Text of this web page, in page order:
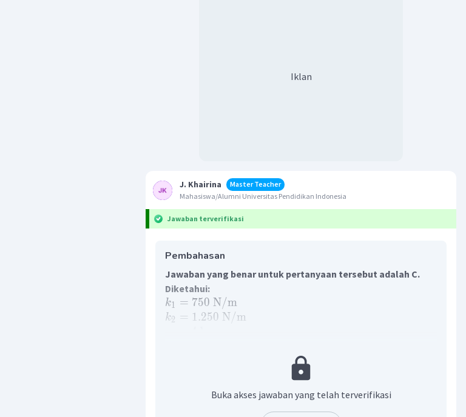
Iklan
J. Khairina
Master Teacher
Mahasiswa/Alumni Universitas Pendidikan Indonesia
Jawaban terverifikasi
Pembahasan
Jawaban yang benar untuk pertanyaan tersebut adalah C.
Diketahui:
k1 = 750 N/m
k2 = 1.250 N/m
Energi potensial pegas jika pegas disusun parallel dengan beban
Buka akses jawaban yang telah terverifikasi